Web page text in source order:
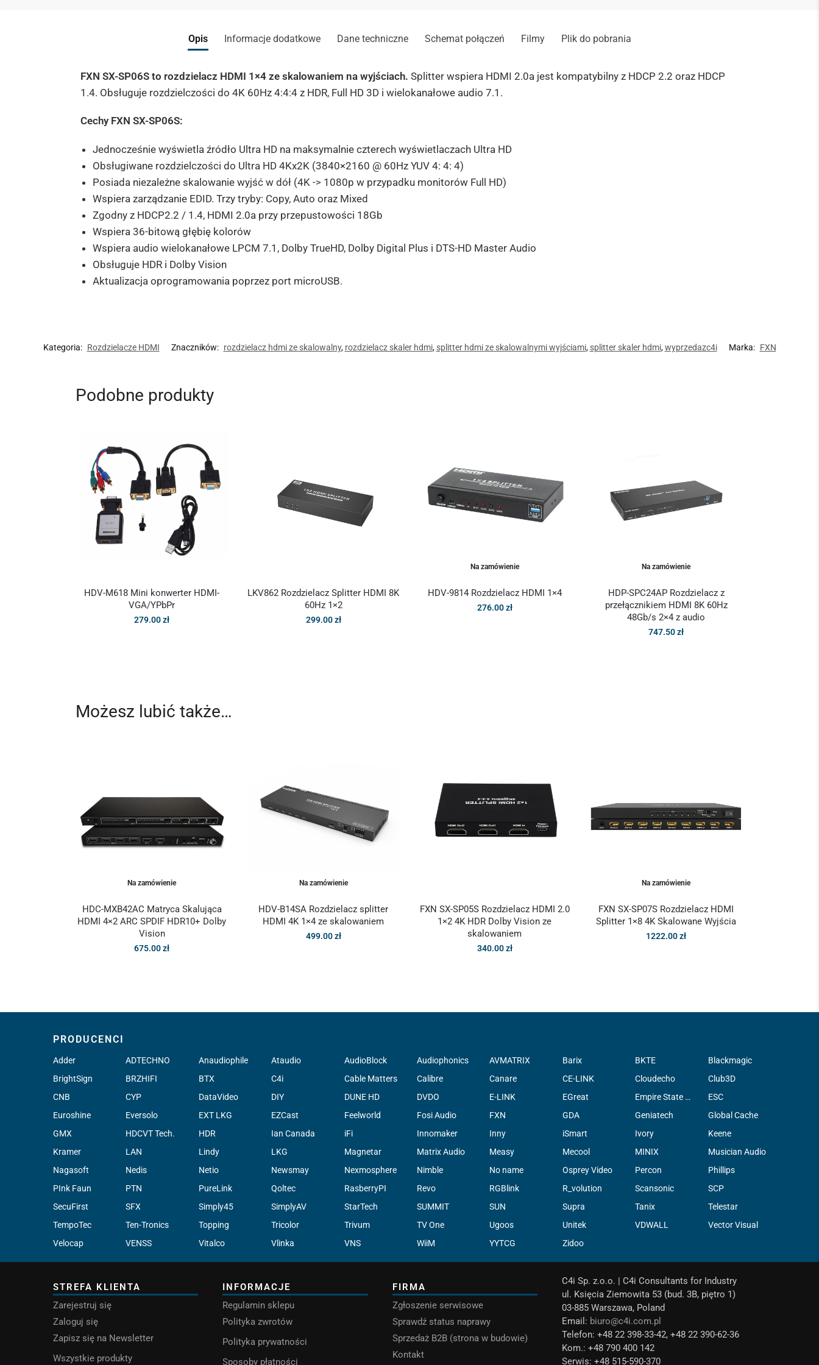
Opis Informacje dodatkowe Dane techniczne Schemat połączeń Filmy Plik do pobrania
FXN SX-SP06S to rozdzielacz HDMI 1×4 ze skalowaniem na wyjściach. Splitter wspiera HDMI 2.0a jest kompatybilny z HDCP 2.2 oraz HDCP
1.4. Obsługuje rozdzielczości do 4K 60Hz 4:4:4 z HDR, Full HD 3D i wielokanałowe audio 7.1.
Cechy FXN SX-SP06S:
Jednocześnie wyświetla źródło Ultra HD na maksymalnie czterech wyświetlaczach Ultra HD
Obsługiwane rozdzielczości do Ultra HD 4Kx2K (3840×2160 @ 60Hz YUV 4: 4: 4)
Posiada niezależne skalowanie wyjść w dół (4K -> 1080p w przypadku monitorów Full HD)
Wspiera zarządzanie EDID. Trzy tryby: Copy, Auto oraz Mixed
Zgodny z HDCP2.2 / 1.4, HDMI 2.0a przy przepustowości 18Gb
Wspiera 36-bitową głębię kolorów
Wspiera audio wielokanałowe LPCM 7.1, Dolby TrueHD, Dolby Digital Plus i DTS-HD Master Audio
Obsługuje HDR i Dolby Vision
Aktualizacja oprogramowania poprzez port microUSB.
Kategoria: Rozdzielacze HDMI Znaczników: rozdzielacz hdmi ze skalowalny, rozdzielacz skaler hdmi, splitter hdmi ze skalowalnymi wyjściami, splitter skaler hdmi,wyprzedazc4i Marka: FXN
Podobne produkty
HDV-M618 Mini konwerter HDMI-
VGA/YPbPr
279.00zł
LKV862 Rozdzielacz Splitter HDMI 8K
60Hz 1×2
299.00zł
Na zamówienie
HDV-9814 Rozdzielacz HDMI 1×4
276.00zł
Na zamówienie
HDP-SPC24AP Rozdzielacz z
przełącznikiem HDMI 8K 60Hz
48Gb/s 2×4 z audio
747.50zł
Możesz lubić także…
Na zamówienie
HDC-MXB42AC Matryca Skalująca
HDMI 4×2 ARC SPDIF HDR10+ Dolby
Vision
675.00zł
Na zamówienie
HDV-B14SA Rozdzielacz splitter
HDMI 4K 1×4 ze skalowaniem
499.00zł
FXN SX-SP05S Rozdzielacz HDMI 2.0
1×2 4K HDR Dolby Vision ze
skalowaniem
340.00zł
Na zamówienie
FXN SX-SP07S Rozdzielacz HDMI
Splitter 1×8 4K Skalowane Wyjścia
1222.00zł
PRODUCENCI
Adder ADTECHNO Anaudiophile Ataudio AudioBlock Audiophonics AVMATRIX Barix BKTE
Blackmagic
BrightSign
BRZHIFI BTX C4i Cable Matters Calibre Canare CE-LINK Cloudecho
Club3D
CNB
CYP DataVideo DIY DUNE HD DVDO E-LINK EGreat Empire State Filter Company, INC.
ESC
Euroshine
Eversolo EXT LKG EZCast Feelworld Fosi Audio FXN GDA Geniatech
Global Cache
GMX
HDCVT Tech. HDR Ian Canada iFi Innomaker Inny iSmart Ivory
Keene
Kramer
LAN Lindy LKG Magnetar Matrix Audio Measy Mecool MINIX
Musician Audio
Nagasoft
Nedis Netio Newsmay Nexmosphere Nimble No name Osprey Video Percon
Phillips
PInk Faun
PTN PureLink Qoltec RasberryPI Revo RGBlink R_volution Scansonic
SCP
SecuFirst
SFX Simply45 SimplyAV StarTech SUMMIT SUN Supra Tanix
Telestar
TempoTec
Ten-Tronics Topping Tricolor Trivum TV One Ugoos Unitek VDWALL
Vector Visual
Velocap
VENSS Vitalco Vlinka VNS WiiM YYTCG Zidoo
STREFA KLIENTA
Zarejestruj się
Zaloguj się
Zapisz się na Newsletter
Wszystkie produkty
INFORMACJE
Regulamin sklepu
Polityka zwrotów
Polityka prywatności
Sposoby płatności
FIRMA
Zgłoszenie serwisowe
Sprawdź status naprawy
Sprzedaż B2B (strona w budowie)
Kontakt
C4i Sp. z.o.o. | C4i Consultants for Industry
ul. Księcia Ziemowita 53 (bud. 3B, piętro 1)
03-885 Warszawa, Poland
Email: biuro@c4i.com.pl
Telefon: +48 22 398-33-42, +48 22 390-62-36
Kom.: +48 790 400 142
Serwis: +48 515-590-370